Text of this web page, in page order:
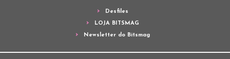
Desfiles
LOJA BITSMAG
Newsletter do Bitsmag